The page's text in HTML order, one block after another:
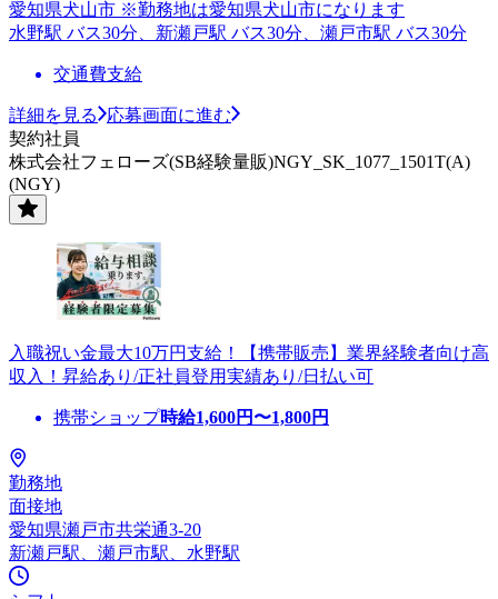
愛知県犬山市 ※勤務地は愛知県犬山市になります
水野駅 バス30分、新瀬戸駅 バス30分、瀬戸市駅 バス30分
交通費支給
詳細を見る
応募画面に進む
契約社員
株式会社フェローズ(SB経験量販)NGY_SK_1077_1501T(A)
(NGY)
入職祝い金最大10万円支給！【携帯販売】業界経験者向け高
収入！昇給あり/正社員登用実績あり/日払い可
携帯ショップ時給1,600円〜1,800円
勤務地
面接地
愛知県瀬戸市共栄通3-20
新瀬戸駅、瀬戸市駅、水野駅